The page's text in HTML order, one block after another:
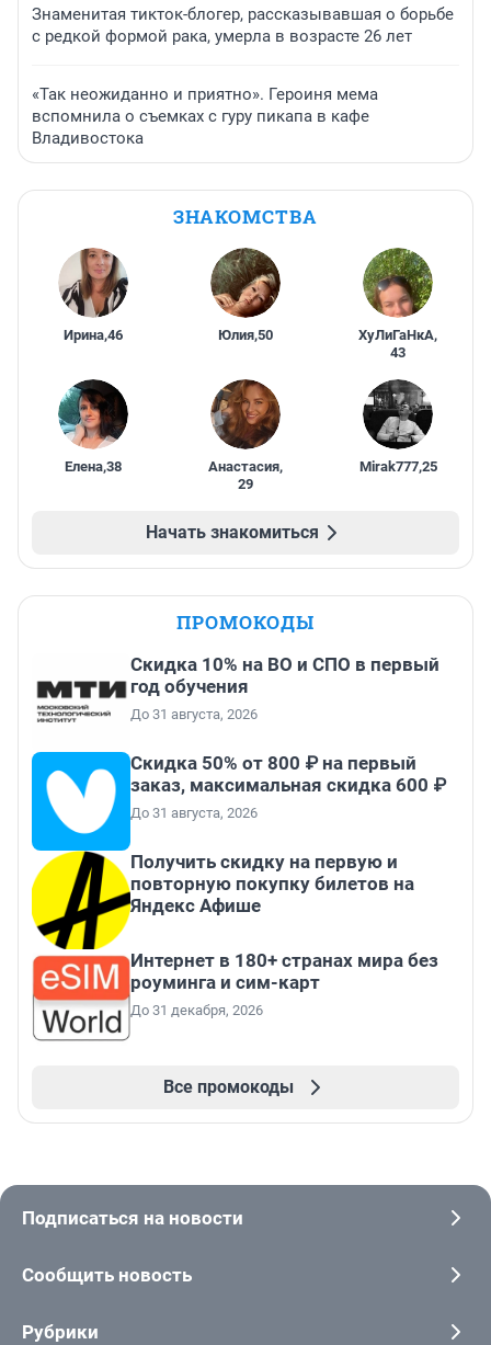
Знаменитая тикток-блогер, рассказывавшая о борьбе
с редкой формой рака, умерла в возрасте 26 лет
«Так неожиданно и приятно». Героиня мема
вспомнила о съемках с гуру пикапа в кафе
Владивостока
ЗНАКОМСТВА
Ирина,46 Юлия,50 ХуЛиГаНкА,
43
Елена,38 Анастасия,
29
Mirak777,25
Начать знакомиться
ПРОМОКОДЫ
Скидка 10% на ВО и СПО в первый
год обучения
До 31 августа, 2026
Скидка 50% от 800 ₽ на первый
заказ, максимальная скидка 600 ₽
До 31 августа, 2026
Получить скидку на первую и
повторную покупку билетов на
Яндекс Афише
Интернет в 180+ странах мира без
роуминга и сим-карт
До 31 декабря, 2026
Все промокоды
Подписаться на новости
Сообщить новость
Рубрики